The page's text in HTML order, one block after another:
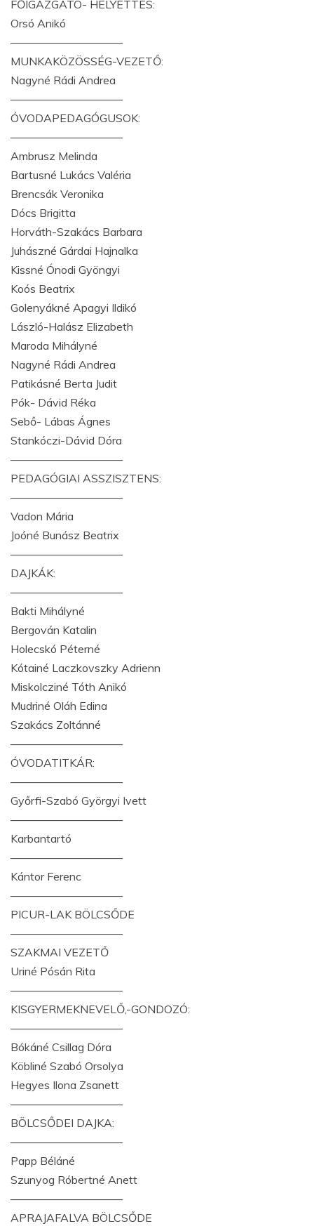
FŐIGAZGATÓ- HELYETTES:
Orsó Anikó
——————————
MUNKAKÖZÖSSÉG-VEZETŐ:
Nagyné Rádi Andrea
——————————
ÓVODAPEDAGÓGUSOK:
——————————
Ambrusz Melinda
Bartusné Lukács Valéria
Brencsák Veronika
Dócs Brigitta
Horváth-Szakács Barbara
Juhászné Gárdai Hajnalka
Kissné Ónodi Gyöngyi
Koós Beatrix
Golenyákné Apagyi Ildikó
László-Halász Elizabeth
Maroda Mihályné
Nagyné Rádi Andrea
Patikásné Berta Judit
Pók- Dávid Réka
Sebő- Lábas Ágnes
Stankóczi-Dávid Dóra
——————————
PEDAGÓGIAI ASSZISZTENS:
——————————
Vadon Mária
Joóné Bunász Beatrix
——————————
DAJKÁK:
——————————
Bakti Mihályné
Bergován Katalin
Holecskó Péterné
Kótainé Laczkovszky Adrienn
Miskolcziné Tóth Anikó
Mudriné Oláh Edina
Szakács Zoltánné
——————————
ÓVODATITKÁR:
——————————
Győrfi-Szabó Györgyi Ivett
——————————
Karbantartó
——————————
Kántor Ferenc
——————————
PICUR-LAK BÖLCSŐDE
——————————
SZAKMAI VEZETŐ
Uriné Pósán Rita
——————————
KISGYERMEKNEVELŐ,-GONDOZÓ:
——————————
Bókáné Csillag Dóra
Köbliné Szabó Orsolya
Hegyes Ilona Zsanett
——————————
BÖLCSŐDEI DAJKA:
——————————
Papp Béláné
Szunyog Róbertné Anett
——————————
APRAJAFALVA BÖLCSŐDE